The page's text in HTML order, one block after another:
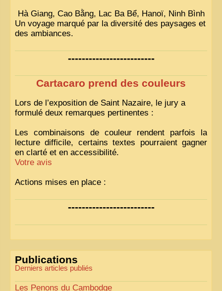
Hà Giang, Cao Bằng, Lac Ba Bể, Hanoï, Ninh Bình
Un voyage marqué par la diversité des paysages et
des ambiances.
-------------------------
Cartacaro prend des couleurs
Lors de l’exposition de Saint Nazaire, le jury a
formulé deux remarques pertinentes :
Les combinaisons de couleur rendent parfois la
lecture difficile, certains textes pourraient gagner
en clarté et en accessibilité.
Votre avis
Actions mises en place :
Nous avons déjà ajusté les couleurs pour améliorer
« Comme tout bon collectionneur le sait, la
perfection est un idéal… mais nous y travaillons
-------------------------
Publications
Derniers articles publiés
Les Penons du Cambodge